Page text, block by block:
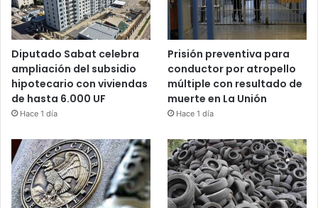
Diputado Sabat celebra
ampliación del subsidio
hipotecario con viviendas
de hasta 6.000 UF
Hace 1 día
Prisión preventiva para
conductor por atropello
múltiple con resultado de
muerte en La Unión
Hace 1 día